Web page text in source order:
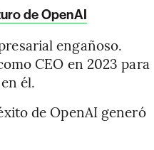
de OpenAI
engañoso.
CEO en 2023 para
él.
de OpenAI generó